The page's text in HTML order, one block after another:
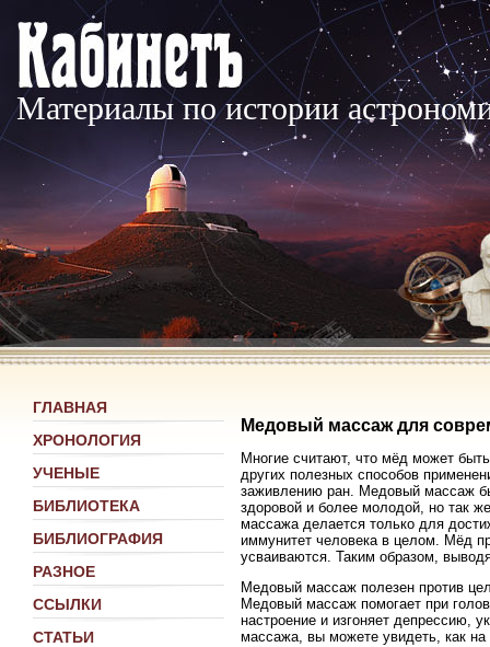
Материалы по истории
ГЛАВНАЯ
ХРОНОЛОГИЯ
УЧЕНЫЕ
БИБЛИОТЕКА
БИБЛИОГРАФИЯ
РАЗНОЕ
ССЫЛКИ
СТАТЬИ
Медовый массаж для
Многие считают, что мёд может
других полезных способов
заживлению ран. Медовый массаж
здоровой и более молодой, но так
массажа делается только для
иммунитет человека в целом. Мёд
усваиваются. Таким образом,
Медовый массаж полезен против
Медовый массаж помогает при
настроение и изгоняет депрессию,
массажа, вы можете увидеть, как на